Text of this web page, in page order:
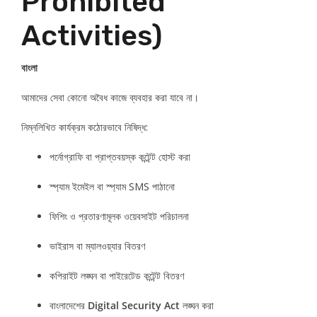
Activities)
বাংলা
আমাদের সেবা কোনো অবৈধ কাজে ব্যবহার করা যাবে না।
নিম্নলিখিত কার্যক্রম কঠোরভাবে নিষিদ্ধ:
পর্নোগ্রাফি বা প্রাপ্তবয়স্ক কন্টেন্ট হোস্ট করা
স্প্যাম ইমেইল বা স্প্যাম SMS পাঠানো
ফিশিং ও প্রতারণামূলক ওয়েবসাইট পরিচালনা
ভাইরাস বা ম্যালওয়্যার বিতরণ
কপিরাইট লঙ্ঘন বা পাইরেটেড কন্টেন্ট বিতরণ
বাংলাদেশের Digital Security Act লঙ্ঘন করা